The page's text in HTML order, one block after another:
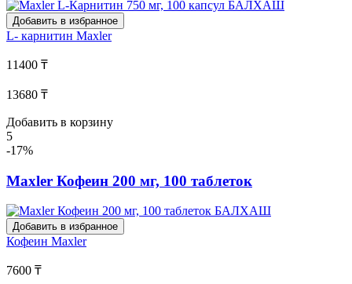
Добавить в избранное
L- карнитин Maxler
11400 ₸
13680 ₸
Добавить в корзину
5
-17%
Maxler Кофеин 200 мг, 100 таблеток
Добавить в избранное
Кофеин Maxler
7600 ₸